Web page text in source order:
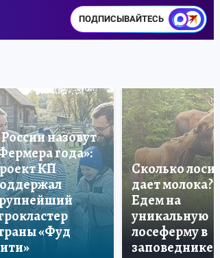
ПОДПИСЫВАЙТЕСЬ
назовут
года»:
КП
«Фуд
Сколько лосиха
дает молока?
Едем на
уникальную
лосеферму в
заповеднике!